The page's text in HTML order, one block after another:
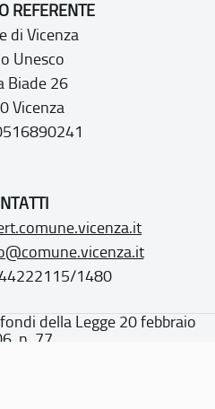
REFERENTE
di Vicenza
Unesco
Biade 26
Vicenza
1480
della Legge 20 febbraio
n. 77